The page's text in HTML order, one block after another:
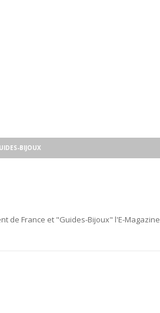
BIJOUX
de France et "Guides-Bijoux" l'E-Magazine